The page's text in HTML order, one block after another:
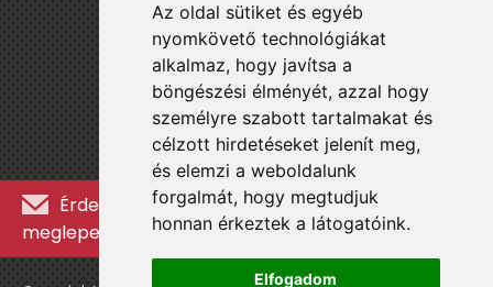
Az oldal sütiket és egyéb
nyomkövető technológiákat
alkalmaz, hogy javítsa a
böngészési élményét, azzal hogy
személyre szabott tartalmakat és
célzott hirdetéseket jelenít meg,
és elemzi a weboldalunk
forgalmát, hogy megtudjuk
honnan érkeztek a látogatóink.
Elfogadom
Érdekességekért, kulisszatitkokért és
meglepetésekért iratkozz fel a hírlevélre »